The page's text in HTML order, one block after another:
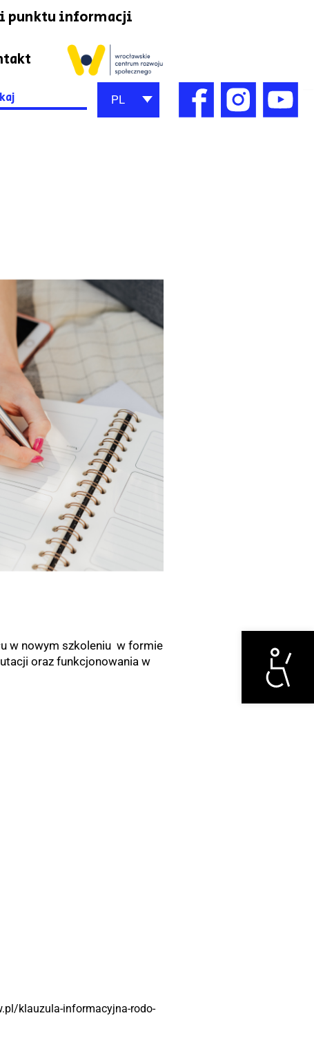
Otwórz
punktu informacji
PL
w nowym szkoleniu w formie
oraz funkcjonowania w
klauzula-informacyjna-rodo-